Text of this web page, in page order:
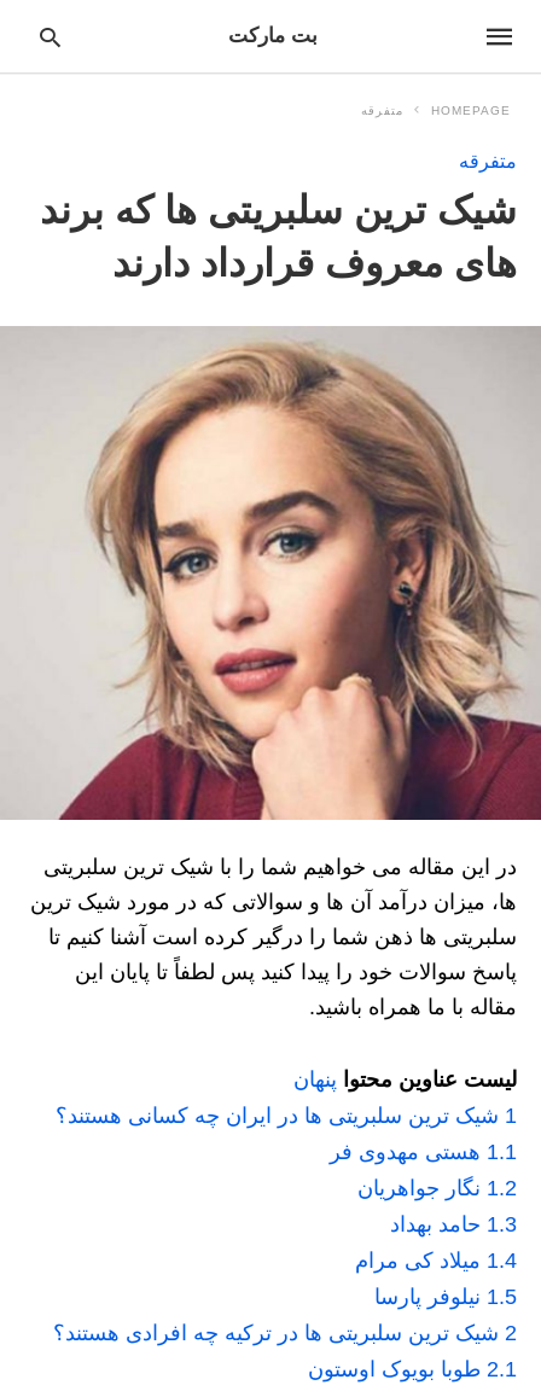
بت مارکت
HOMEPAGE متفرقه
متفرقه
شیک ترین سلبریتی ها که برند
های معروف قرارداد دارند
در این مقاله می خواهیم شما را با شیک ترین سلبریتی
ها، میزان درآمد آن ها و سوالاتی که در مورد شیک ترین
سلبریتی ها ذهن شما را درگیر کرده است آشنا کنیم تا
پاسخ سوالات خود را پیدا کنید پس لطفاً تا پایان این
مقاله با ما همراه باشید.
لیست عناوین محتوا پنهان
1 شیک ترین سلبریتی ها در ایران چه کسانی هستند؟
1.1 هستی مهدوی فر
1.2 نگار جواهریان
1.3 حامد بهداد
1.4 میلاد کی مرام
1.5 نیلوفر پارسا
2 شیک ترین سلبریتی ها در ترکیه چه افرادی هستند؟
2.1 طوبا بویوک اوستون